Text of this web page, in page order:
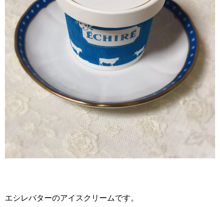
エシレバターのアイスクリームです。